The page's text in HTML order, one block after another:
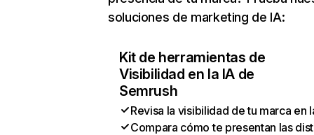
soluciones de marketing de IA:
Kit de herramientas de
Visibilidad en la IA de
Semrush
Revisa la visibilidad de tu marca en
Compara cómo te presentan las